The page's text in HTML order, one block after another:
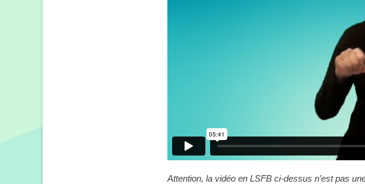
Attention, la vidéo en LSFB ci-dessus n’est pas